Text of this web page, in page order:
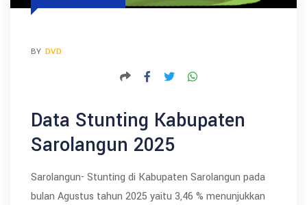
BY DVD
Data Stunting Kabupaten
Sarolangun 2025
Sarolangun- Stunting di Kabupaten Sarolangun pada
bulan Agustus tahun 2025 yaitu 3,46 % menunjukkan